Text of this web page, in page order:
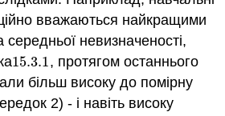
вважаються найкращими
середньої невизначеності,
15.3.1
15.3.1, протягом останнього
більш високу до помірну
2) - і навіть високу